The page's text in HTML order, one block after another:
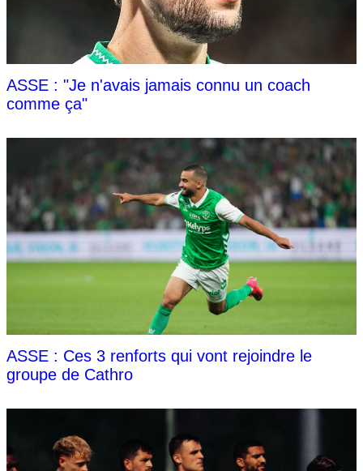
ASSE : "Je n'avais jamais connu un coach
comme ça"
ASSE : Ces 3 renforts qui vont rejoindre le
groupe de Cathro